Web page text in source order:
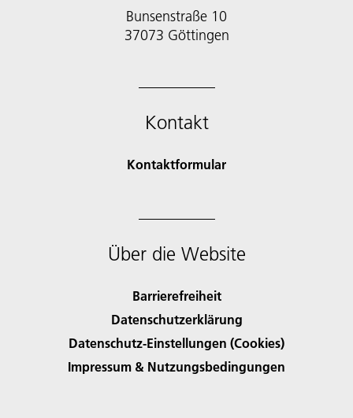
Bunsenstraße 10
37073 Göttingen
Kontakt
Kontaktformular
Über die Website
Barrierefreiheit
Datenschutzerklärung
Datenschutz-Einstellungen (Cookies)
Impressum & Nutzungsbedingungen